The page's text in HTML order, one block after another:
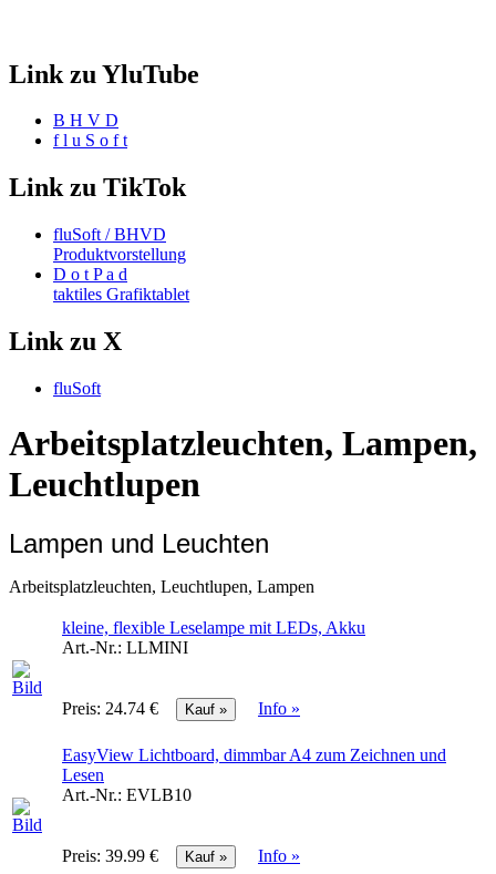
Link zu YluTube
B H V D
f l u S o f t
Link zu TikTok
fluSoft / BHVD
Produktvorstellung
D o t P a d
taktiles Grafiktablet
Link zu X
fluSoft
Arbeitsplatzleuchten, Lampen,
Leuchtlupen
Lampen und Leuchten
Arbeitsplatzleuchten, Leuchtlupen, Lampen
kleine, flexible Leselampe mit LEDs, Akku
Art.-Nr.: LLMINI
Preis: 24.74 € Info »
EasyView Lichtboard, dimmbar A4 zum Zeichnen und
Lesen
Art.-Nr.: EVLB10
Preis: 39.99 € Info »